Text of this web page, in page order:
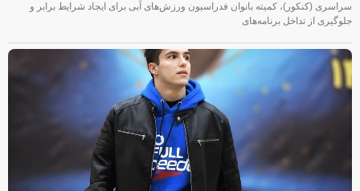
سراسری (کنکور)، کمیته بانوان فدراسیون ورزش‌های آبی برای ایجاد شرایط برابر و
جلوگیری از تداخل برنامه‌های